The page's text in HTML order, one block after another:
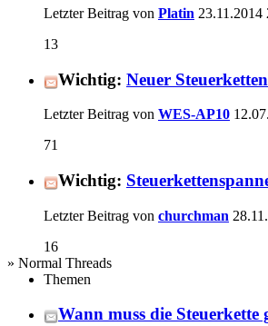
Letzter Beitrag von Platin 23.11.2014
13
Wichtig: Neuer
Letzter Beitrag von WES-AP10
71
Wichtig:
Letzter Beitrag von churchman
16
» Normal Threads
Themen
Wann muss die Steuerkette